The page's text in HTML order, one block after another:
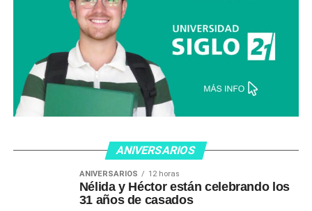
ANIVERSARIOS
ANIVERSARIOS 12 horas
Nélida y Héctor están celebrando los
31 años de casados